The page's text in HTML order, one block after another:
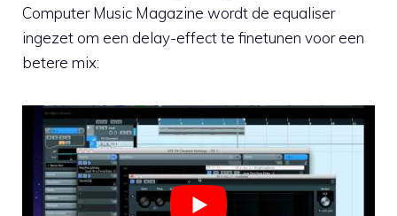
Computer Music Magazine wordt de equaliser
ingezet om een delay-effect te finetunen voor een
betere mix: